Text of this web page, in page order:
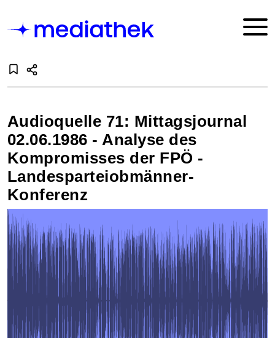
Audioquelle 71: Mittagsjournal
02.06.1986 - Analyse des
Kompromisses der FPÖ -
Landesparteiobmänner-
Konferenz